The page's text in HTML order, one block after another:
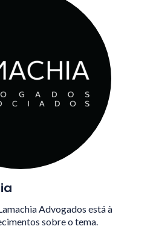
Advogados está à
sobre o tema.